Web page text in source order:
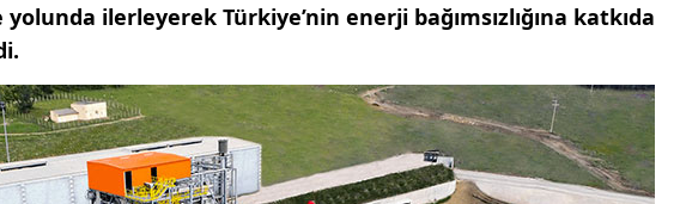
ilerleyerek Türkiye’nin enerji bağımsızlığına katkıda